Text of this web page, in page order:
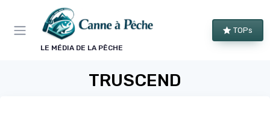
LE MÉDIA DE LA PÊCHE
TOPs
TRUSCEND
Panneau de gestion des cookies